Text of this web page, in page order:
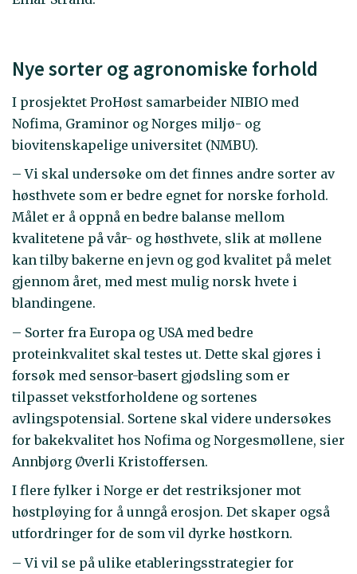
Nye sorter og agronomiske forhold
I prosjektet ProHøst samarbeider NIBIO med
Nofima, Graminor og Norges miljø- og
biovitenskapelige universitet (NMBU).
– Vi skal undersøke om det finnes andre sorter av
høsthvete som er bedre egnet for norske forhold.
Målet er å oppnå en bedre balanse mellom
kvalitetene på vår- og høsthvete, slik at møllene
kan tilby bakerne en jevn og god kvalitet på melet
gjennom året, med mest mulig norsk hvete i
blandingene.
– Sorter fra Europa og USA med bedre
proteinkvalitet skal testes ut. Dette skal gjøres i
forsøk med sensor-basert gjødsling som er
tilpasset vekstforholdene og sortenes
avlingspotensial. Sortene skal videre undersøkes
for bakekvalitet hos Nofima og Norgesmøllene, sier
Annbjørg Øverli Kristoffersen.
I flere fylker i Norge er det restriksjoner mot
høstpløying for å unngå erosjon. Det skaper også
utfordringer for de som vil dyrke høstkorn.
– Vi vil se på ulike etableringsstrategier for